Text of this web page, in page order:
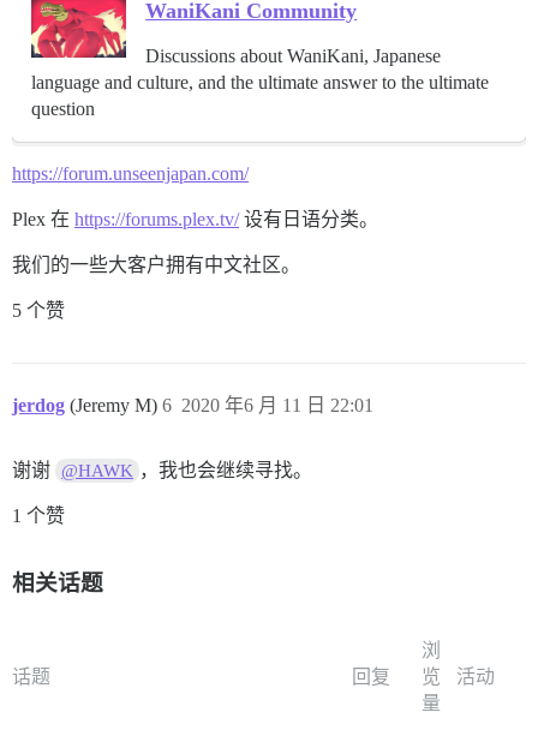
WaniKani Community
Discussions about WaniKani, Japanese
language and culture, and the ultimate answer to the ultimate
question
https://forum.unseenjapan.com/
Plex 在 https://forums.plex.tv/设有日语分类。
我们的一些大客户拥有中文社区。
5 个赞
jerdog (Jeremy M) 2020 年6 月 11 日 22:01
6
谢谢 @HAWK ，我也会继续寻找。
1 个赞
相关话题
话题 回复
浏
览
量
活动